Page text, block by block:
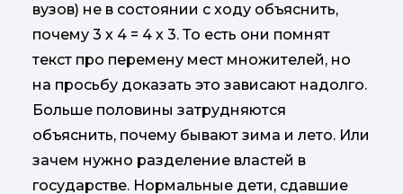
вузов) не в состоянии с ходу объяснить,
почему 3 х 4 = 4 х 3. То есть они помнят
текст про перемену мест множителей, но
на просьбу доказать это зависают надолго.
Больше половины затрудняются
объяснить, почему бывают зима и лето. Или
зачем нужно разделение властей в
государстве. Нормальные дети, сдавшие